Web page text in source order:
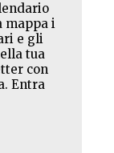
mappa i
e gli
tua
con
Entra